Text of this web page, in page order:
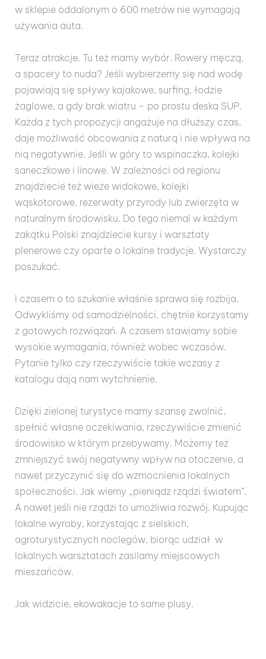
w sklepie oddalonym o 600 metrów nie wymagają
używania auta.
Teraz atrakcje. Tu też mamy wybór. Rowery męczą,
a spacery to nuda? Jeśli wybierzemy się nad wodę
pojawiają się spływy kajakowe, surfing, łodzie
żaglowe, a gdy brak wiatru – po prostu deska SUP.
Każda z tych propozycji angażuje na dłuższy czas,
daje możliwość obcowania z naturą i nie wpływa na
nią negatywnie. Jeśli w góry to wspinaczka, kolejki
saneczkowe i linowe. W zależności od regionu
znajdziecie też wieże widokowe, kolejki
wąskotorowe, rezerwaty przyrody lub zwierzęta w
naturalnym środowisku. Do tego niemal w każdym
zakątku Polski znajdziecie kursy i warsztaty
plenerowe czy oparte o lokalne tradycje. Wystarczy
poszukać.
I czasem o to szukanie właśnie sprawa się rozbija.
Odwykliśmy od samodzielności, chętnie korzystamy
z gotowych rozwiązań. A czasem stawiamy sobie
wysokie wymagania, również wobec wczasów.
Pytanie tylko czy rzeczywiście takie wczasy z
katalogu dają nam wytchnienie.
Dzięki zielonej turystyce mamy szansę zwolnić,
spełnić własne oczekiwania, rzeczywiście zmienić
środowisko w którym przebywamy. Możemy też
zmniejszyć swój negatywny wpływ na otoczenie, a
nawet przyczynić się do wzmocnienia lokalnych
społeczności. Jak wiemy „pieniądz rządzi światem”.
A nawet jeśli nie rządzi to umożliwia rozwój. Kupując
lokalne wyroby, korzystając z sielskich,
agroturystycznych noclegów, biorąc udział w
lokalnych warsztatach zasilamy miejscowych
mieszańców.
Jak widzicie, ekowakacje to same plusy.